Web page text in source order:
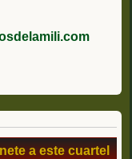
a este cuartel